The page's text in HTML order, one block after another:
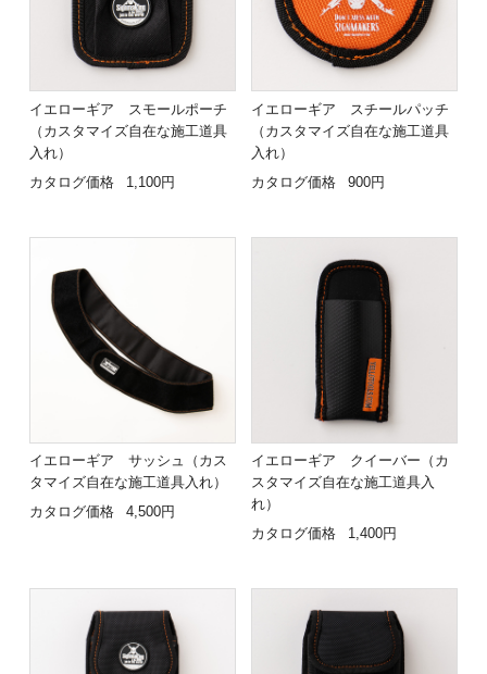
イエローギア スモールポーチ
（カスタマイズ自在な施工道具
入れ）
カタログ価格
1,100円
イエローギア スチールパッチ
（カスタマイズ自在な施工道具
入れ）
カタログ価格
900円
イエローギア サッシュ（カス
タマイズ自在な施工道具入れ）
カタログ価格
4,500円
イエローギア クイーバー（カ
スタマイズ自在な施工道具入
れ）
カタログ価格
1,400円